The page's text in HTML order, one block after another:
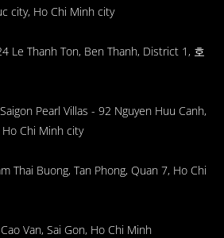
city, Ho Chi Minh city
Le Thanh Ton, Ben Thanh, District 1, 호
Pearl Villas - 92 Nguyen Huu Canh,
Chi Minh city
Thai Buong, Tan Phong, Quan 7, Ho Chi
Van, Sai Gon, Ho Chi Minh